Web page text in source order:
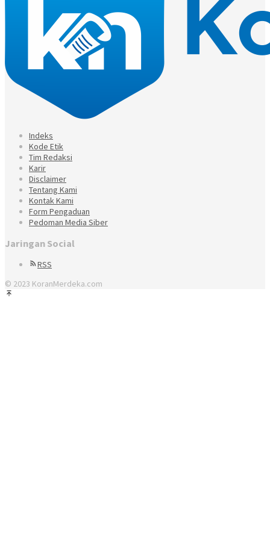
Indeks
Kode Etik
Tim Redaksi
Karir
Disclaimer
Tentang Kami
Kontak Kami
Form Pengaduan
Pedoman Media Siber
Jaringan Social
RSS
© 2023 KoranMerdeka.com